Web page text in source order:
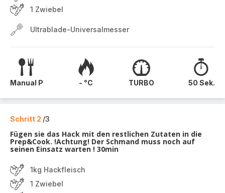
1 Zwiebel
Ultrablade-Universalmesser
Manual P - °C TURBO 50 Sek.
Schritt 2 /3
Fügen sie das Hack mit den restlichen Zutaten in die
Prep&Cook. !Achtung! Der Schmand muss noch auf
seinen Einsatz warten ! 30min
1kg Hackfleisch
1 Zwiebel